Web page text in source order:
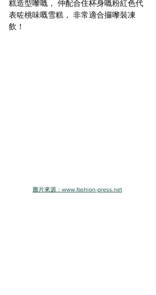
糕造型嚟嘅， 仲配合住杯身嘅粉紅色代
表咗桃味嘅雪糕， 非常適合攞嚟裝凍
飲！
圖片來源：www.fashion-press.net